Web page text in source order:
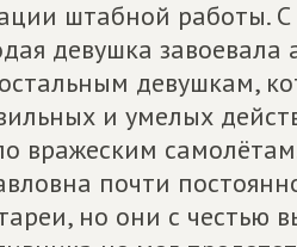
штабной работы.
девушка завоевала
девушкам,
и умелых
вражеским
почти
но они с честью